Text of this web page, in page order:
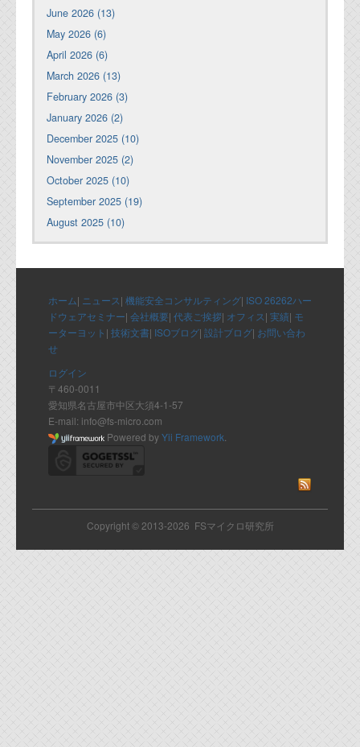
June 2026 (13)
May 2026 (6)
April 2026 (6)
March 2026 (13)
February 2026 (3)
January 2026 (2)
December 2025 (10)
November 2025 (2)
October 2025 (10)
September 2025 (19)
August 2025 (10)
ホーム| ニュース| 機能安全コンサルティング| ISO 26262ハー
ドウェアセミナー| 会社概要| 代表ご挨拶| オフィス| 実績| モ
ーターヨット | 技術文書| ISOブログ| 設計ブログ| お問い合わ
せ
ログイン
〒460-0011
愛知県名古屋市中区大須4-1-57
E-mail: info@fs-micro.com
Powered byYii Framework.
Copyright © 2013-2026 FSマイクロ研究所